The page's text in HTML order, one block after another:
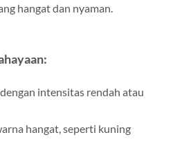
hangat dan nyaman.
intensitas rendah atau
hangat, seperti kuning